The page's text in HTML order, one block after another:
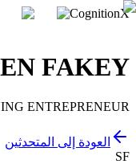
CognitionX
FAKEY
ENTREPRENEUR
العودة إلى المتحدثين
SF